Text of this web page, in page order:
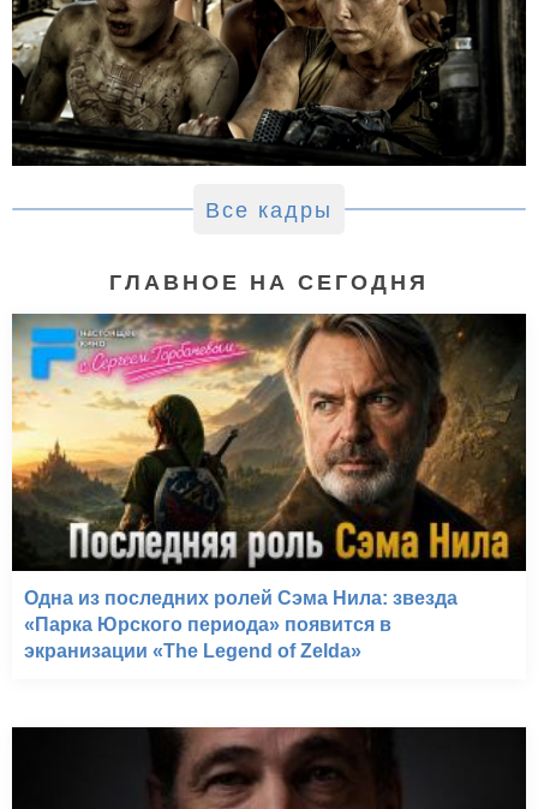
Все кадры
ГЛАВНОЕ НА СЕГОДНЯ
Одна из последних ролей Сэма Нила: звезда
«Парка Юрского периода» появится в
экранизации «The Legend of Zelda»